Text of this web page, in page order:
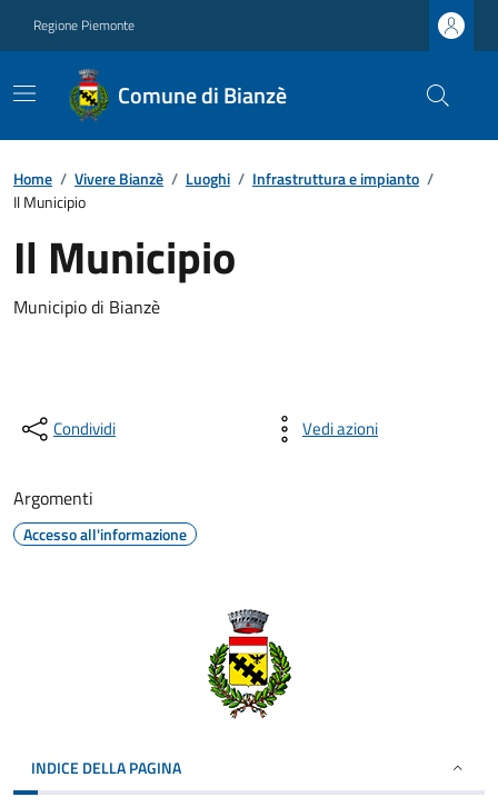
Regione Piemonte
Comune di Bianzè
Home / Vivere Bianzè / Luoghi / Infrastruttura e impianto /
Il Municipio
Il Municipio
Municipio di Bianzè
Condividi Vedi azioni
Argomenti
Accesso all'informazione
INDICE DELLA PAGINA